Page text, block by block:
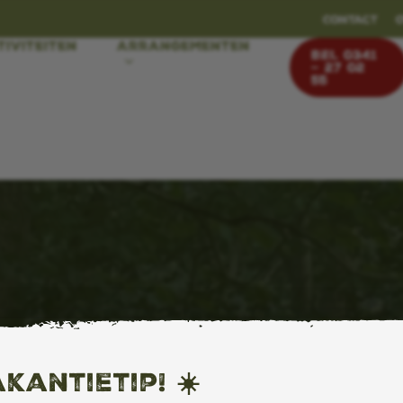
Contact
Arrangementen BEL 0341
– 27 02
55
☀️